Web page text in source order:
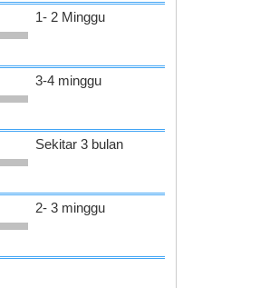
1- 2 Minggu
3-4 minggu
Sekitar 3 bulan
2- 3 minggu